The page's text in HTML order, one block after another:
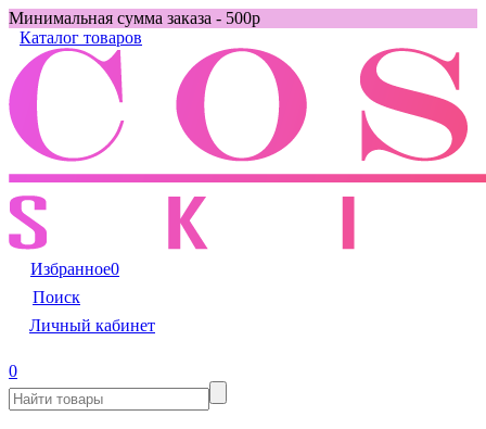
Минимальная сумма заказа - 500р
Каталог товаров
Избранное0
Поиск
Личный кабинет
0